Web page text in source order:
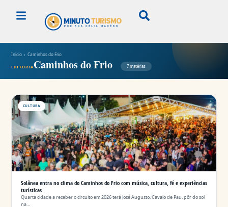
Início › Caminhos do Frio
EDITORIA Caminhos do Frio 7 matérias
CULTURA
Solânea entra no clima do Caminhos do Frio com música, cultura, fé e experiências
turísticas
Quarta cidade a receber o circuito em 2026 terá José Augusto, Cavalo de Pau, pôr do sol
na…